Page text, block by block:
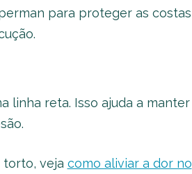
para proteger as costas
linha reta. Isso ajuda a manter
torto, veja como aliviar a dor no